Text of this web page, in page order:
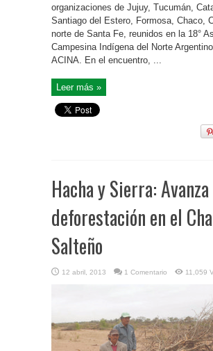
organizaciones de Jujuy, Tucumán,
Santiago del Estero, Formosa, Chaco,
norte de Santa Fe, reunidos en la 18°
Campesina Indígena del Norte
ACINA. En el encuentro, ...
Leer más »
Hacha y Sierra:
deforestación en el
Salteño
12 abril, 2013 1 Comentario 11,059